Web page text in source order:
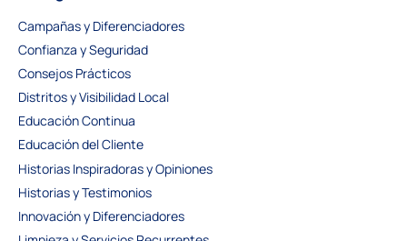
Campañas y Diferenciadores
Confianza y Seguridad
Consejos Prácticos
Distritos y Visibilidad Local
Educación Continua
Educación del Cliente
Historias Inspiradoras y Opiniones
Historias y Testimonios
Innovación y Diferenciadores